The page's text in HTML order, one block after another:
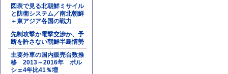
図表で見る北朝鮮ミサイル
と防衛システム／南北朝鮮
＋東アジア各国の戦力
先制攻撃か電撃交渉か、予
断を許さない朝鮮半島情勢
主要外車の国内販売台数推
移 2013～2016年 ポル
シェ4年比41％増